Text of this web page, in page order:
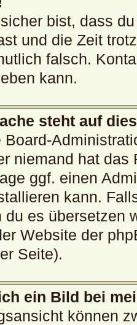
bist, dass
und die Zeit
falsch.
kann.
steht auf
Board-
niemand hat
ggf. einen
kann.
du es übersetzen
Website der
Seite).
ein Bild bei
können